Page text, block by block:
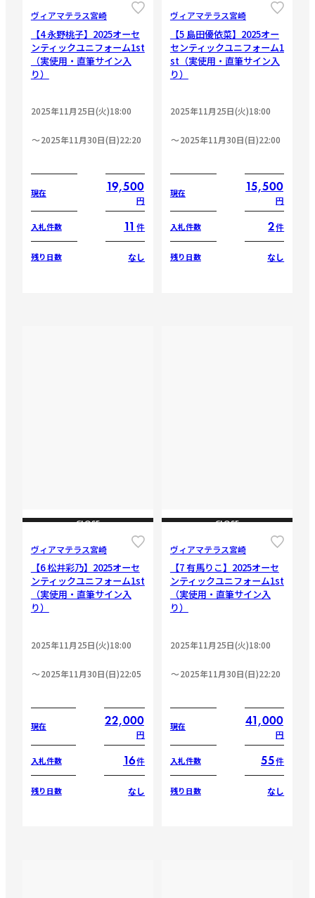
ヴィアマテラス宮崎
【4 永野桃子】2025オーセ
ンティックユニフォーム1st
（実使用・直筆サイン入
り）
2025年11月25日(火)18:00
2025年11月30日(日)22:20
現在 19,500
円
入札件数 11 件
残り日数 なし
ヴィアマテラス宮崎
【5 島田優依菜】2025オー
センティックユニフォーム1
st（実使用・直筆サイン入
り）
2025年11月25日(火)18:00
2025年11月30日(日)22:00
現在 15,500
円
入札件数 2件
残り日数 なし
CLOSE
ヴィアマテラス宮崎
【6 松井彩乃】2025オーセ
ンティックユニフォーム1st
（実使用・直筆サイン入
り）
2025年11月25日(火)18:00
2025年11月30日(日)22:05
現在 22,000
円
入札件数 16件
残り日数 なし
CLOSE
ヴィアマテラス宮崎
【7 有馬りこ】2025オーセ
ンティックユニフォーム1st
（実使用・直筆サイン入
り）
2025年11月25日(火)18:00
2025年11月30日(日)22:20
現在 41,000
円
入札件数 55件
残り日数 なし